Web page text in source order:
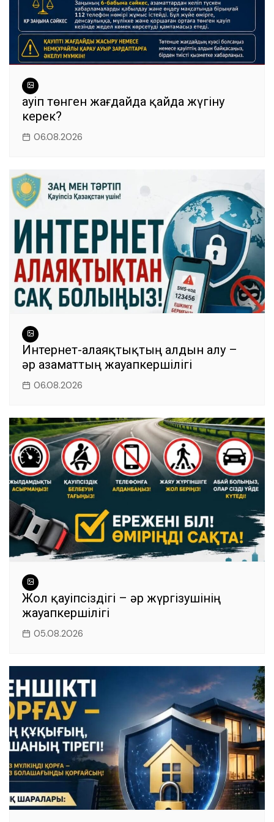
Қауіп төнген жағдайда қайда жүгіну
керек?
06.08.2026
Интернет-алаяқтықтың алдын алу –
әр азаматтың жауапкершілігі
06.08.2026
Жол қауіпсіздігі – әр жүргізушінің
жауапкершілігі
05.08.2026